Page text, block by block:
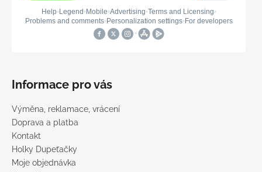
Informace pro vás
Výměna, reklamace, vrácení
Doprava a platba
Kontakt
Holky Dupeťačky
Moje objednávka